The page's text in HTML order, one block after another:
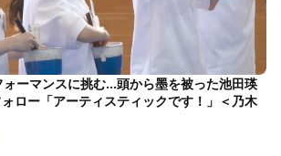
ォーマンスに挑む…頭から墨を被った池田瑛
ロー「アーティスティックです！」＜乃木